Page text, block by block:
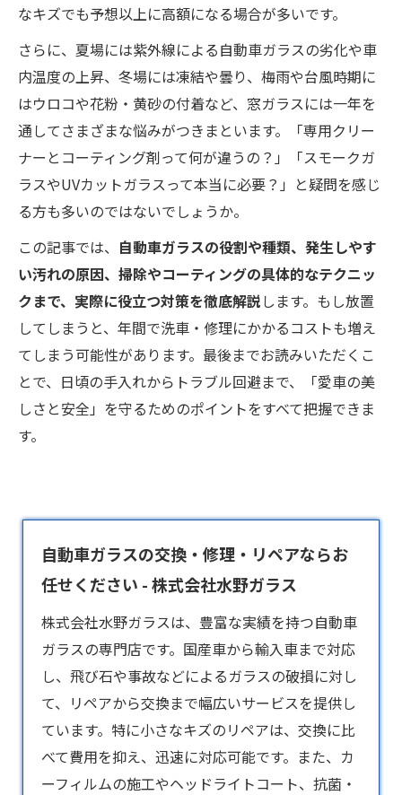
なキズでも予想以上に高額になる場合が多いです。
さらに、夏場には紫外線による自動車ガラスの劣化や車
内温度の上昇、冬場には凍結や曇り、梅雨や台風時期に
はウロコや花粉・黄砂の付着など、窓ガラスには一年を
通してさまざまな悩みがつきまといます。「専用クリー
ナーとコーティング剤って何が違うの？」「スモークガ
ラスやUVカットガラスって本当に必要？」と疑問を感じ
る方も多いのではないでしょうか。
この記事では、 自動車ガラスの役割や種類、発生しやす
い汚れの原因、掃除やコーティングの具体的なテクニッ
クまで、実際に役立つ対策を徹底解説します。もし放置
してしまうと、年間で洗車・修理にかかるコストも増え
てしまう可能性があります。最後までお読みいただくこ
とで、日頃の手入れからトラブル回避まで、「愛車の美
しさと安全」を守るためのポイントをすべて把握できま
す。
自動車ガラスの交換・修理・リペアならお
任せください - 株式会社水野ガラス
株式会社水野ガラスは、豊富な実績を持つ自動車
ガラスの専門店です。国産車から輸入車まで対応
し、飛び石や事故などによるガラスの破損に対し
て、リペアから交換まで幅広いサービスを提供し
ています。特に小さなキズのリペアは、交換に比
べて費用を抑え、迅速に対応可能です。また、カ
ーフィルムの施工やヘッドライトコート、抗菌・